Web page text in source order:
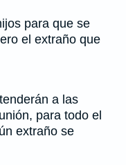
para que se
el extraño que
a las
para todo el
extraño se